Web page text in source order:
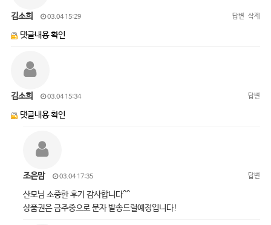
김소희 03.04 15:29 답변 삭제
댓글내용 확인
김소희 03.04 15:34 답변
댓글내용 확인
조은맘 03.04 17:35 답변
산모님 소중한 후기 감사합니다^^
상품권은 금주중으로 문자 발송드릴예정입니다!